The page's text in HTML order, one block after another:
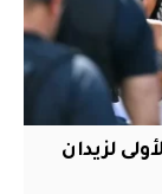
لزيدان